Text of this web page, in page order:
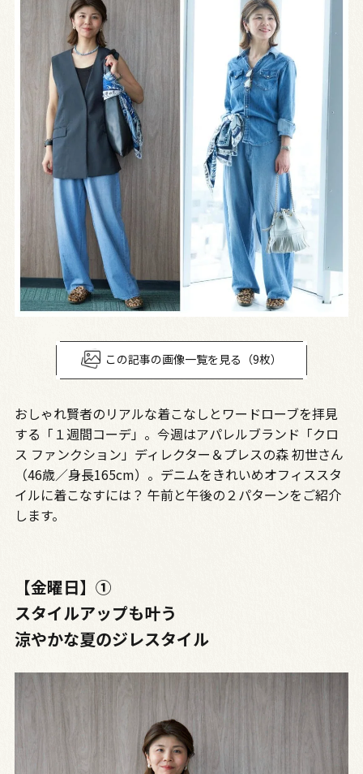
この記事の画像一覧を見る（9枚）
おしゃれ賢者のリアルな着こなしとワードローブを拝見
する「１週間コーデ」。今週はアパレルブランド「クロ
ス ファンクション」ディレクター＆プレスの森 初世さん
（46歳／身長165cm）。デニムをきれいめオフィススタ
イルに着こなすには？ 午前と午後の２パターンをご紹介
します。
【金曜日】➀
スタイルアップも叶う
涼やかな夏のジレスタイル